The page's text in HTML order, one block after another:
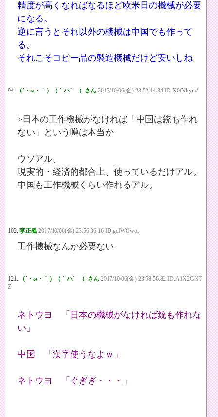
精度が高くなればなるほど欧米日の機械が必要
になる。
逆に言うとそれ以外の機械は中国でも作って
る。
それこそコピー品の製造機械だけど安いしね
94: （´・ω・｀）（｀ハ´ ）さん 2017/10/06(金) 23:52:14.84 ID:X0fNkym/
>日本の工作機械がなければ「中国は銃も作れ
ない」という噂は本当か
ウソアル。
現実的・経済的都合上、使っているだけアル。
中国も工作機械くらい作れるアル。
102: 李正義 2017/10/06(金) 23:56:06.16 ID:gcIWOwor
工作機械なんか必要ない
121: （´・ω・｀）（｀ハ´ ）さん 2017/10/06(金) 23:58:56.82 ID:A1X2GNT
Z
ネトウヨ 「日本の機械がなければ銃も作れな
い」
中国 「漢字使うなよｗ」
ネトウヨ 「ぐぎぎ・・・」